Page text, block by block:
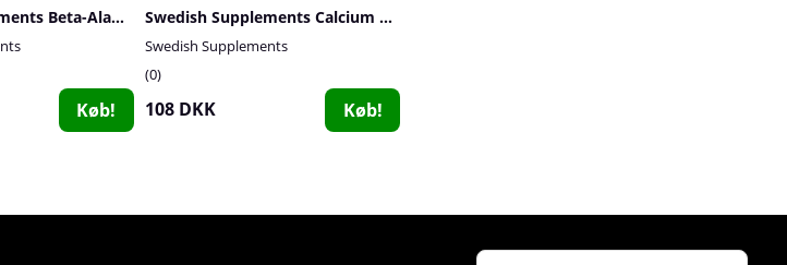
Swedish Supplements Beta-Alanin, 300 g
Køb!
Swedish Supplements Calcium + Magnesium, 120 caps
Swedish Supplements
0
108 DKK Køb!